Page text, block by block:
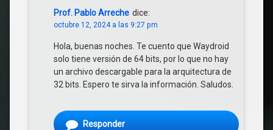
Prof. Pablo Arreche dice:
octubre 12, 2024 a las 9:27 pm
Hola, buenas noches. Te cuento que Waydroid
solo tiene versión de 64 bits, por lo que no hay
un archivo descargable para la arquitectura de
32 bits. Espero te sirva la información. Saludos.
Responder